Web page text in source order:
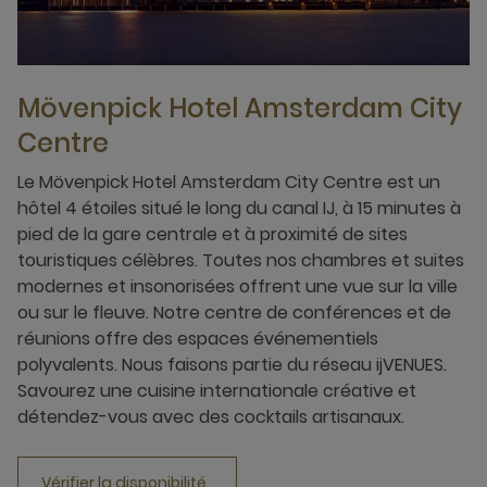
Mövenpick Hotel Amsterdam City
Centre
Le Mövenpick Hotel Amsterdam City Centre est un
hôtel 4 étoiles situé le long du canal IJ, à 15 minutes à
pied de la gare centrale et à proximité de sites
touristiques célèbres. Toutes nos chambres et suites
modernes et insonorisées offrent une vue sur la ville
ou sur le fleuve. Notre centre de conférences et de
réunions offre des espaces événementiels
polyvalents. Nous faisons partie du réseau ijVENUES.
Savourez une cuisine internationale créative et
détendez-vous avec des cocktails artisanaux.
Vérifier la disponibilité